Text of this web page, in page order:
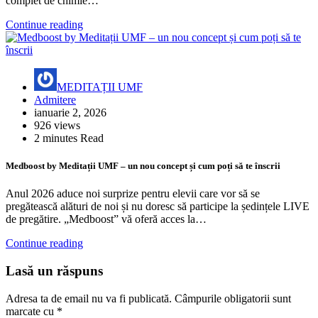
Continue reading
MEDITAȚII UMF
Admitere
ianuarie 2, 2026
926 views
2 minutes Read
Medboost by Meditații UMF – un nou concept și cum poți să te înscrii
Anul 2026 aduce noi surprize pentru elevii care vor să se
pregătească alături de noi și nu doresc să participe la ședințele LIVE
de pregătire. „Medboost” vă oferă acces la…
Continue reading
Lasă un răspuns
Adresa ta de email nu va fi publicată. Câmpurile obligatorii sunt
marcate cu *